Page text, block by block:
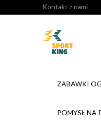
Kontakt z nami
ZABAWKI
POMYSŁ NA